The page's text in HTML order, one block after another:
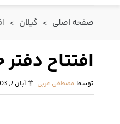
صفحه اصلی > گیلان >
افتتاح
توسط مصطفی عربی آبان 2, 1403